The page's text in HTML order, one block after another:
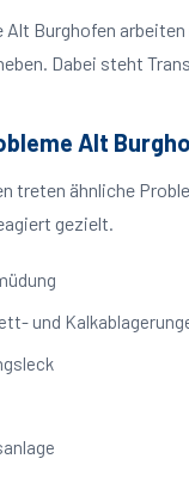
Alt Burghofen
Dabei steht
Alt
treten ähnliche
gezielt.
und